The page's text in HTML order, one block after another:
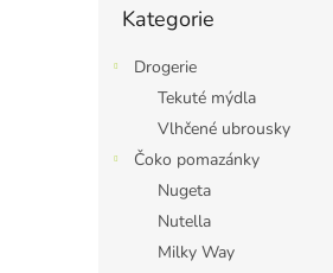
kategorie
Kategorie
Drogerie
Tekuté mýdla
Vlhčené ubrousky
Čoko pomazánky
Nugeta
Nutella
Milky Way